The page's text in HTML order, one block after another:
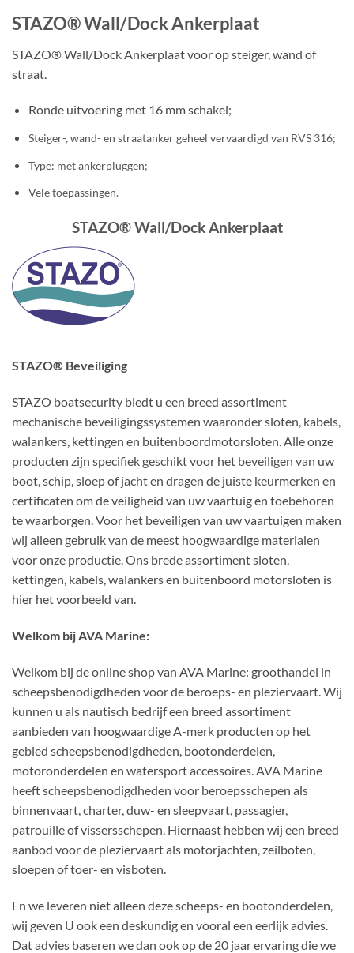
STAZO® Wall/Dock Ankerplaat
STAZO® Wall/Dock Ankerplaat voor op steiger, wand of
straat.
Ronde uitvoering met 16 mm schakel;
Steiger-, wand- en straatanker geheel vervaardigd van RVS 316;
Type: met ankerpluggen;
Vele toepassingen.
STAZO® Wall/Dock Ankerplaat
STAZO® Beveiliging
STAZO boatsecurity biedt u een breed assortiment
mechanische beveiligingssystemen waaronder sloten, kabels,
walankers, kettingen en buitenboordmotorsloten. Alle onze
producten zijn specifiek geschikt voor het beveiligen van uw
boot, schip, sloep of jacht en dragen de juiste keurmerken en
certificaten om de veiligheid van uw vaartuig en toebehoren
te waarborgen. Voor het beveiligen van uw vaartuigen maken
wij alleen gebruik van de meest hoogwaardige materialen
voor onze productie. Ons brede assortiment sloten,
kettingen, kabels, walankers en buitenboord motorsloten is
hier het voorbeeld van.
Welkom bij AVA Marine:
Welkom bij de online shop van AVA Marine: groothandel in
scheepsbenodigdheden voor de beroeps- en pleziervaart. Wij
kunnen u als nautisch bedrijf een breed assortiment
aanbieden van hoogwaardige A-merk producten op het
gebied scheepsbenodigdheden, bootonderdelen,
motoronderdelen en watersport accessoires. AVA Marine
heeft scheepsbenodigdheden voor beroepsschepen als
binnenvaart, charter, duw- en sleepvaart, passagier,
patrouille of vissersschepen. Hiernaast hebben wij een breed
aanbod voor de pleziervaart als motorjachten, zeilboten,
sloepen of toer- en visboten.
En we leveren niet alleen deze scheeps- en bootonderdelen,
wij geven U ook een deskundig en vooral een eerlijk advies.
Dat advies baseren we dan ook op de 20 jaar ervaring die we